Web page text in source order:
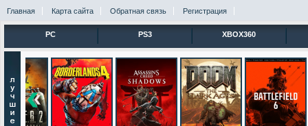
Главная Карта сайта Обратная связь Регистрация
PC PS3 XBOX360